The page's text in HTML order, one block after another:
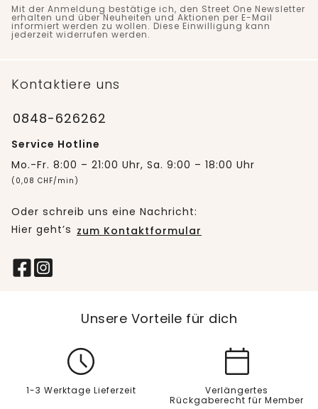
Mit der Anmeldung bestätige ich, den Street One Newsletter
erhalten und über Neuheiten und Aktionen per E-Mail
informiert werden zu wollen. Diese Einwilligung kann
jederzeit widerrufen werden.
Kontaktiere uns
0848-626262
Service Hotline
Mo.-Fr. 8:00 – 21:00 Uhr, Sa. 9:00 – 18:00 Uhr
(0,08 CHF/min)
Oder schreib uns eine Nachricht:
Hier geht’s zum Kontaktformular
Unsere Vorteile für dich
1-3 Werktage Lieferzeit
Verlängertes
Rückgaberecht für Member